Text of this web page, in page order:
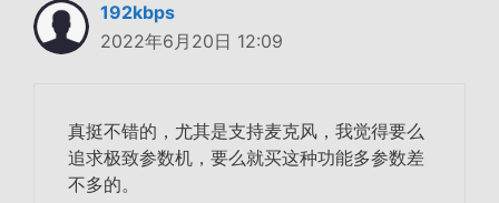
192kbps
2022年6月20日 12:09
真挺不错的，尤其是支持麦克风，我觉得要么
追求极致参数机，要么就买这种功能多参数差
不多的。